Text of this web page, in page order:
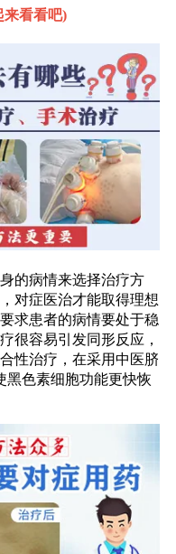
来看看吧)
的病情来选择治疗方
对症医治才能取得理想
求患者的病情要处于稳
很容易引发同形反应，
性治疗，在采用中医脐
黑色素细胞功能更快恢